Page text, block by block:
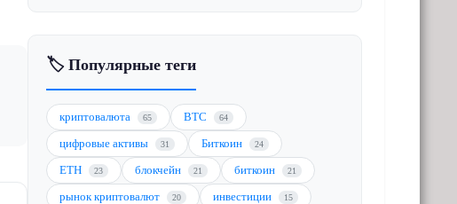
🏷️ Популярные теги
криптовалюта 65 BTC 64
цифровые активы 31 Биткоин 24
ETH 23 блокчейн 21 биткоин 21
рынок криптовалют 20 инвестиции 15